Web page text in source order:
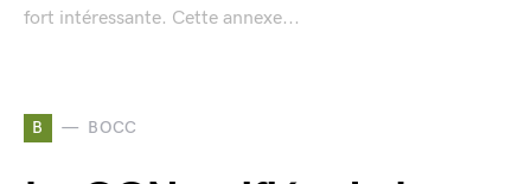
fort intéressante. Cette annexe...
B BOCC